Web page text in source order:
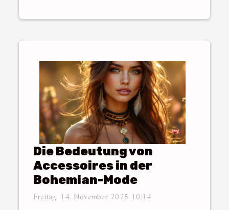
Die Bedeutung von
Accessoires in der
Bohemian-Mode
Freitag, 14. November 2025 10:14